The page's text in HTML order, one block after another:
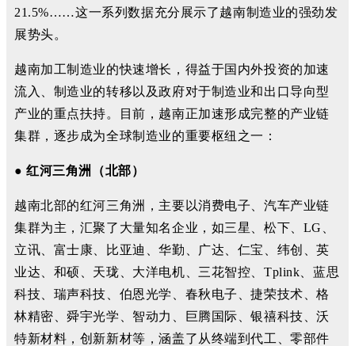
21.5%……这一系列数据充分展示了越南制造业的强劲发
展势头。
越南加工制造业的快速增长，得益于国内外投资的加速
流入、制造业的转移以及政府对于制造业和出口导向型
产业的重点扶持。目前，越南正加速形成完整的产业链
集群，逐步成为全球制造业的重要枢纽之一：
● 红河三角洲（北部）
越南北部的红河三角洲，主要以消费电子、汽车产业链
集群为主，汇聚了大量知名企业，如三星、松下、LG、
立讯、富士康、比亚迪、华勤、广达、仁宝、纬创、英
业达、和硕、天珑、大洋电机、三花智控、Tplink、蓝思
科技、瑞声科技、伯恩光学、春秋电子、捷荣技术、格
林精密、舜宇光学、智动力、巨腾国际、银禧科技、沃
特新材料，创新新材等，涵盖了从终端到代工、零部件